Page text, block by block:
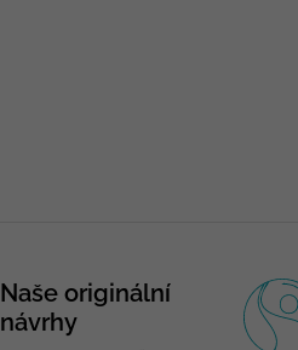
Naše originální
návrhy